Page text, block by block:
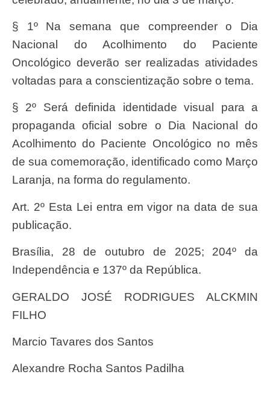
§ 1º Na semana que compreender o Dia
Nacional do Acolhimento do Paciente
Oncológico deverão ser realizadas atividades
voltadas para a conscientização sobre o tema.
§ 2º Será definida identidade visual para a
propaganda oficial sobre o Dia Nacional do
Acolhimento do Paciente Oncológico no mês
de sua comemoração, identificado como Março
Laranja, na forma do regulamento.
Art. 2º Esta Lei entra em vigor na data de sua
publicação.
Brasília, 28 de outubro de 2025; 204º da
Independência e 137º da República.
GERALDO JOSÉ RODRIGUES ALCKMIN
FILHO
Marcio Tavares dos Santos
Alexandre Rocha Santos Padilha